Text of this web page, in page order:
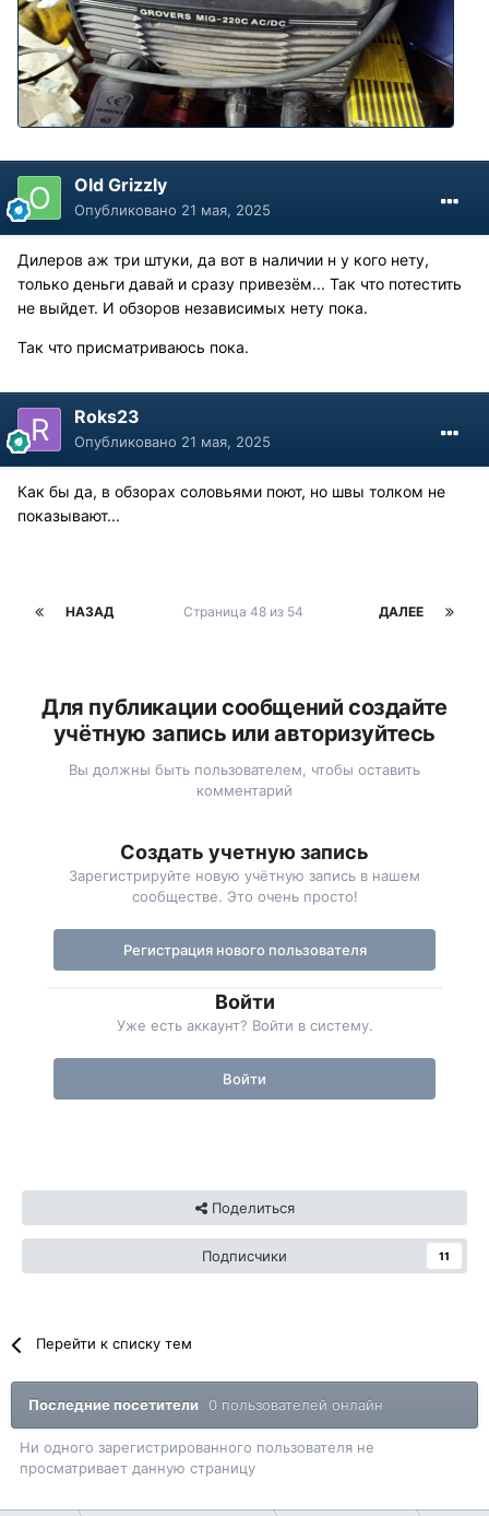
Old Grizzly
Опубликовано 21 мая, 2025
Дилеров аж три штуки, да вот в наличии н у кого нету,
только деньги давай и сразу привезём... Так что потестить
не выйдет. И обзоров независимых нету пока.
Так что присматриваюсь пока.
Roks23
Опубликовано 21 мая, 2025
Как бы да, в обзорах соловьями поют, но швы толком не
показывают...
НАЗАД ДАЛЕЕ
Страница 48 из 54
Для публикации сообщений создайте
учётную запись или авторизуйтесь
Вы должны быть пользователем, чтобы оставить
комментарий
Создать учетную запись
Зарегистрируйте новую учётную запись в нашем
сообществе. Это очень просто!
Регистрация нового пользователя
Войти
Уже есть аккаунт? Войти в систему.
Войти
Поделиться
Подписчики 11
Перейти к списку тем
Последние посетители 0 пользователей онлайн
Ни одного зарегистрированного пользователя не
просматривает данную страницу